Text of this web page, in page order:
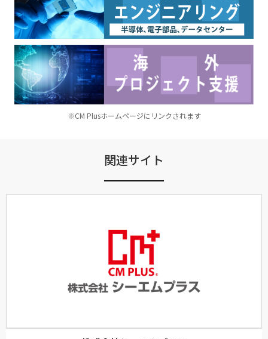
※CM Plusホームページにリンクされます
関連サイト